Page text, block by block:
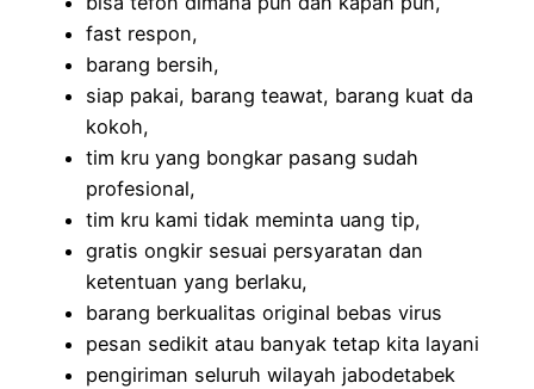
fast respon,
barang bersih,
siap pakai, barang teawat, barang kuat da
kokoh,
tim kru yang bongkar pasang sudah
profesional,
tim kru kami tidak meminta uang tip,
gratis ongkir sesuai persyaratan dan
ketentuan yang berlaku,
barang berkualitas original bebas virus
pesan sedikit atau banyak tetap kita layani
pengiriman seluruh wilayah jabodetabek